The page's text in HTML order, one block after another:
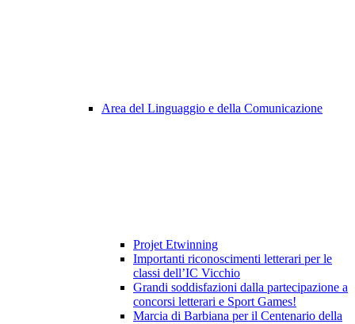
Area del Linguaggio e della Comunicazione
Projet Etwinning
Importanti riconoscimenti letterari per le
classi dell’IC Vicchio
Grandi soddisfazioni dalla partecipazione a
concorsi letterari e Sport Games!
Marcia di Barbiana per il Centenario della